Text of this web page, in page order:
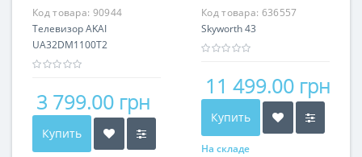
Код товара: 90944
Телевизор AKAI
UA32DM1100T2
3 799.00 грн
Купить
Код товара: 636557
Skyworth 43
11 499.00 грн
Купить
На складе